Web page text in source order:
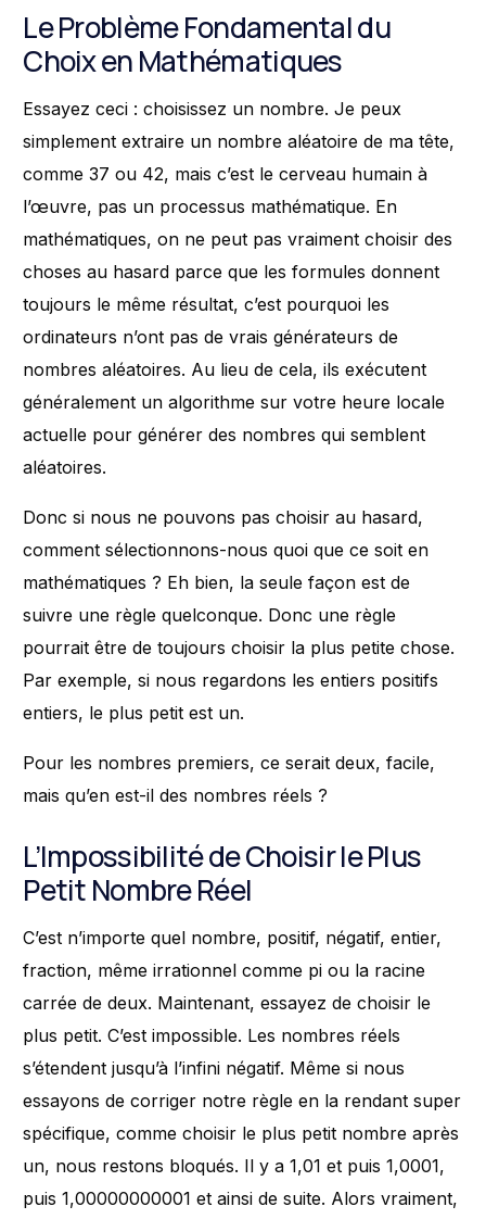
Le Problème Fondamental du
Choix en Mathématiques
Essayez ceci : choisissez un nombre. Je peux
simplement extraire un nombre aléatoire de ma tête,
comme 37 ou 42, mais c’est le cerveau humain à
l’œuvre, pas un processus mathématique. En
mathématiques, on ne peut pas vraiment choisir des
choses au hasard parce que les formules donnent
toujours le même résultat, c’est pourquoi les
ordinateurs n’ont pas de vrais générateurs de
nombres aléatoires. Au lieu de cela, ils exécutent
généralement un algorithme sur votre heure locale
actuelle pour générer des nombres qui semblent
aléatoires.
Donc si nous ne pouvons pas choisir au hasard,
comment sélectionnons-nous quoi que ce soit en
mathématiques ? Eh bien, la seule façon est de
suivre une règle quelconque. Donc une règle
pourrait être de toujours choisir la plus petite chose.
Par exemple, si nous regardons les entiers positifs
entiers, le plus petit est un.
Pour les nombres premiers, ce serait deux, facile,
mais qu’en est-il des nombres réels ?
L’Impossibilité de Choisir le Plus
Petit Nombre Réel
C’est n’importe quel nombre, positif, négatif, entier,
fraction, même irrationnel comme pi ou la racine
carrée de deux. Maintenant, essayez de choisir le
plus petit. C’est impossible. Les nombres réels
s’étendent jusqu’à l’infini négatif. Même si nous
essayons de corriger notre règle en la rendant super
spécifique, comme choisir le plus petit nombre après
un, nous restons bloqués. Il y a 1,01 et puis 1,0001,
puis 1,00000000001 et ainsi de suite. Alors vraiment,